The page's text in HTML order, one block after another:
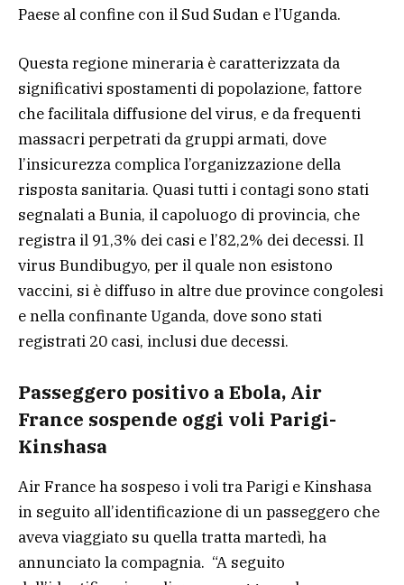
Paese al confine con il Sud Sudan e l’Uganda.
Questa regione mineraria è caratterizzata da
significativi spostamenti di popolazione, fattore
che facilitala diffusione del virus, e da frequenti
massacri perpetrati da gruppi armati, dove
l’insicurezza complica l’organizzazione della
risposta sanitaria. Quasi tutti i contagi sono stati
segnalati a Bunia, il capoluogo di provincia, che
registra il 91,3% dei casi e l’82,2% dei decessi. Il
virus Bundibugyo, per il quale non esistono
vaccini, si è diffuso in altre due province congolesi
e nella confinante Uganda, dove sono stati
registrati 20 casi, inclusi due decessi.
Passeggero positivo a Ebola, Air
France sospende oggi voli Parigi-
Kinshasa
Air France ha sospeso i voli tra Parigi e Kinshasa
in seguito all’identificazione di un passeggero che
aveva viaggiato su quella tratta martedì, ha
annunciato la compagnia. “A seguito